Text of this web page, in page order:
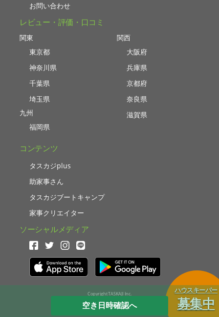
空き日時確認へ
ハウスキーパー
募集中
お問い合わせ
レビュー・評価・口コミ
関東
東京都
神奈川県
千葉県
埼玉県
九州
福岡県
関西
大阪府
兵庫県
京都府
奈良県
滋賀県
コンテンツ
タスカジplus
助家事さん
タスカジブートキャンプ
家事クリエイター
ソーシャルメディア
Copyright TASKAJI Inc.